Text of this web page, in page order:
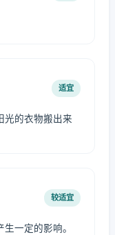
适宜
光的衣物搬出来
较适宜
一定的影响。